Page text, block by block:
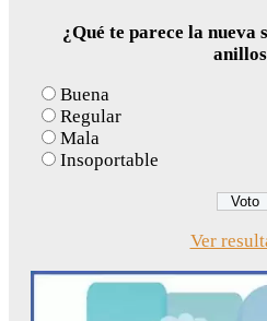
¿Qué te parece la nueva
Buena
Regular
Mala
Insoportable
Ver